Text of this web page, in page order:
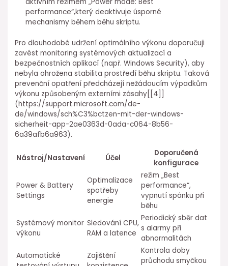
performance“,který deaktivuje úsporné
mechanismy během běhu skriptu.
Pro dlouhodobé udržení optimálního výkonu doporučuji
zavést monitoring systémových aktualizací⁤ a
bezpečnostních aplikací (např. Windows Security),⁤ aby
nebyla ohrožena stabilita prostředí běhu skriptu. Taková
prevenční opatření předcházejí nežádoucím výpadkům
výkonu způsobeným externími zásahy[[4]]
(https://support.microsoft.com/de-
de/windows/sch%C3%bctzen-mit-der-windows-
sicherheit-app-2ae0363d-0ada-c064-8b56-
6a39afb6a963).
Nástroj/Nastavení Účel
Doporučená
konfigurace
Power & ⁢Battery
Settings
Optimalizace
spotřeby
energie
režim „Best⁣
performance“,
vypnutí spánku při⁤
běhu
Systémový monitor
výkonu
Sledování CPU,
RAM a latence
Periodický sběr dat
s alarmy při
abnormalitách
Automatické
Zajištění
Kontrola doby
průchodu smyčkou